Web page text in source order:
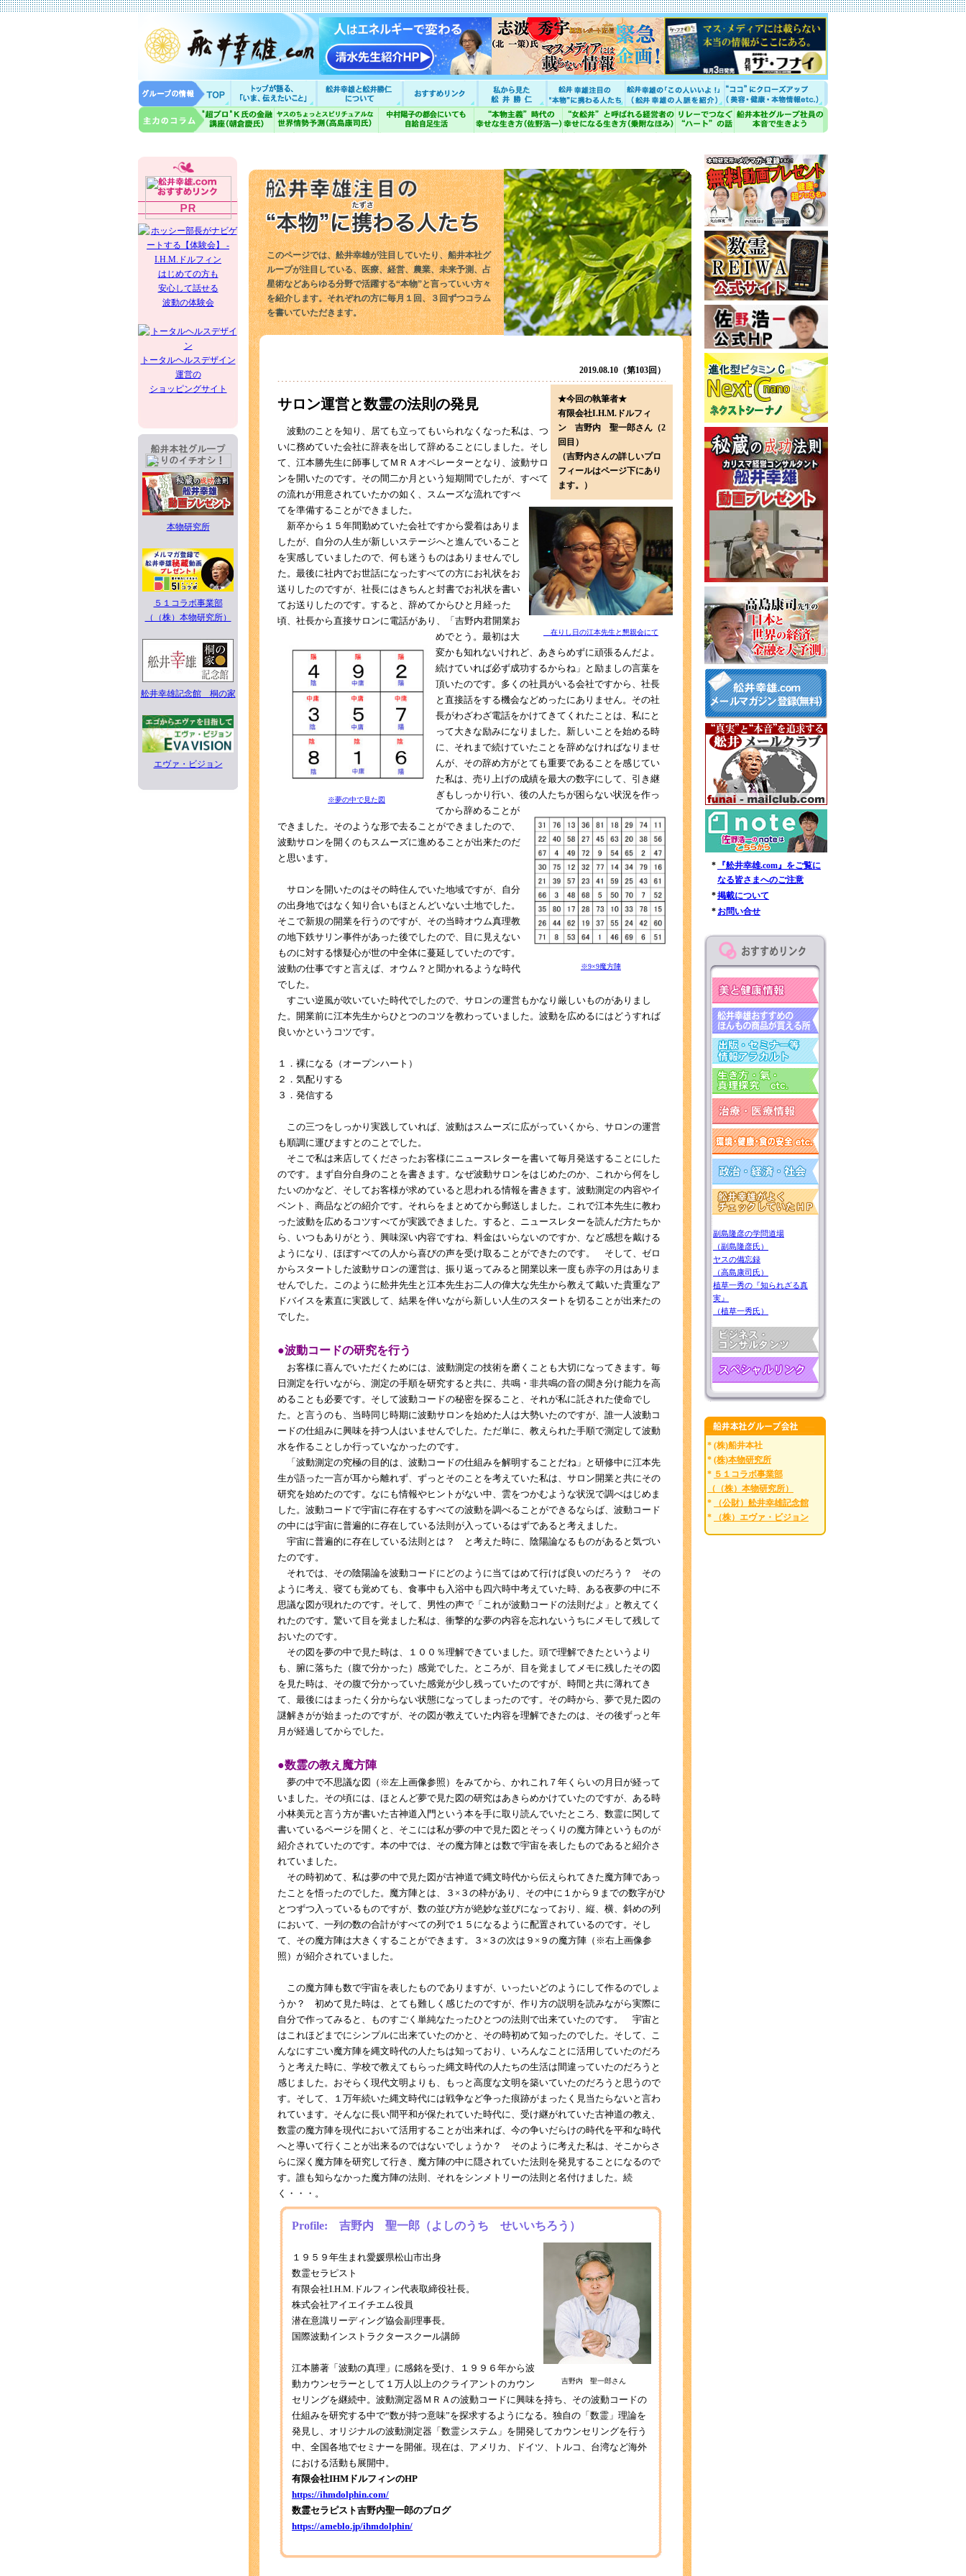
はじめての方も
安心して話せる
波動の体験会
トータルヘルスデザイン
運営の
ショッピングサイト
本物研究所
５１コラボ事業部
（（株）本物研究所）
舩井幸雄記念館 桐の家
エヴァ・ビジョン
このページでは、舩井幸雄が注目していたり、船井本社グ
ループが注目している、医療、経営、農業、未来予測、占
星術などあらゆる分野で活躍する“本物”と言っていい方々
を紹介します。それぞれの方に毎月１回、３回ずつコラム
を書いていただきます。
2019.08.10（第103回）
★今回の執筆者★
有限会社I.H.M.ドルフィ
ン 吉野内 聖一郎さん（2
回目）
（吉野内さんの詳しいプロ
フィールはページ下にあり
ます。）
サロン運営と数霊の法則の発見
在りし日の江本先生と懇親会にて
※夢の中で見た図
※9×9魔方陣
波動のことを知り、居ても立ってもいられなくなった私は、つ
いに務めていた会社に辞表を出して辞めることにしました。そし
て、江本勝先生に師事してＭＲＡオペレーターとなり、波動サロ
ンを開いたのです。その間二か月という短期間でしたが、すべて
の流れが用意されていたかの如く、スムーズな流れですべ
てを準備することができました。
新卒から１５年間勤めていた会社ですから愛着はありま
したが、自分の人生が新しいステージへと進んでいること
を実感していましたので、何も迷うものはありませんでし
た。最後に社内でお世話になったすべての方にお礼状をお
送りしたのですが、社長にはきちんと封書でお礼状を書い
てお送りしたのです。すると、辞めてからひと月経った
頃、社長から直接サロンに電話があり、「吉野内君開業お
めでとう。最初は大
変かも知れないけれど、あきらめずに頑張るんだよ。
続けていれば必ず成功するからね」と励ましの言葉を
頂いたのです。多くの社員がいる会社ですから、社長
と直接話をする機会などめったにありません。その社
長がわざわざ電話をかけてきてくれたことは、私にと
って大きな励みになりました。新しいことを始める時
に、それまで続けていたことを辞めなければなりませ
んが、その辞め方がとても重要であることを感じてい
た私は、売り上げの成績を最大の数字にして、引き継
ぎもしっかり行い、後の人たちが困らない状況を作っ
てから辞めることが
できました。そのような形で去ることができましたので、
波動サロンを開くのもスムーズに進めることが出来たのだ
と思います。
サロンを開いたのはその時住んでいた地域ですが、自分
の出身地ではなく知り合いもほとんどいない土地でした。
そこで新規の開業を行うのですが、その当時オウム真理教
の地下鉄サリン事件があった後でしたので、目に見えない
ものに対する懐疑心が世の中全体に蔓延していたのです。
波動の仕事ですと言えば、オウム？と聞かれるような時代
でした。
すごい逆風が吹いていた時代でしたので、サロンの運営もかなり厳しいものがありまし
た。開業前に江本先生からひとつのコツを教わっていました。波動を広めるにはどうすれば
良いかというコツです。
１．裸になる（オープンハート）
２．気配りする
３．発信する
この三つをしっかり実践していれば、波動はスムーズに広がっていくから、サロンの運営
も順調に運びますとのことでした。
そこで私は来店してくださったお客様にニュースレターを書いて毎月発送することにした
のです。まず自分自身のことを書きます。なぜ波動サロンをはじめたのか、これから何をし
たいのかなど、そしてお客様が求めていると思われる情報を書きます。波動測定の内容やイ
ベント、商品などの紹介です。それらをまとめてから郵送しました。これで江本先生に教わ
った波動を広めるコツすべてが実践できました。すると、ニュースレターを読んだ方たちか
ら、いつもありがとう、興味深い内容ですね、料金はいらないのですか、など感想を戴ける
ようになり、ほぼすべての人から喜びの声を受け取ることができたのです。 そして、ゼロ
からスタートした波動サロンの運営は、振り返ってみると開業以来一度も赤字の月はありま
せんでした。このように舩井先生と江本先生お二人の偉大な先生から教えて戴いた貴重なア
ドバイスを素直に実践して、結果を伴いながら新しい人生のスタートを切ることが出来たの
でした。
●波動コードの研究を行う
お客様に喜んでいただくためには、波動測定の技術を磨くことも大切になってきます。毎
日測定を行いながら、測定の手順を研究すると共に、共鳴・非共鳴の音の聞き分け能力を高
めることも必要です。そして波動コードの秘密を探ること、それが私に託された使命でし
た。と言うのも、当時同じ時期に波動サロンを始めた人は大勢いたのですが、誰一人波動コ
ードの仕組みに興味を持つ人はいませんでした。ただ単に、教えられた手順で測定して波動
水を作ることしか行っていなかったのです。
「波動測定の究極の目的は、波動コードの仕組みを解明することだね」と研修中に江本先
生が語った一言が耳から離れず、ずっとそのことを考えていた私は、サロン開業と共にその
研究を始めたのです。なにも情報やヒントがない中、雲をつかむような状況で調べはじめま
した。波動コードで宇宙に存在するすべての波動を調べることができるならば、波動コード
の中には宇宙に普遍的に存在している法則が入っているはずであると考えました。
宇宙に普遍的に存在している法則とは？ と考えた時に、陰陽論なるものがあると気づい
たのです。
それでは、その陰陽論を波動コードにどのように当てはめて行けば良いのだろう？ その
ように考え、寝ても覚めても、食事中も入浴中も四六時中考えていた時、ある夜夢の中に不
思議な図が現れたのです。そして、男性の声で「これが波動コードの法則だよ」と教えてく
れたのです。驚いて目を覚ました私は、衝撃的な夢の内容を忘れないうちにメモして残して
おいたのです。
その図を夢の中で見た時は、１００％理解できていました。頭で理解できたというより
も、腑に落ちた（腹で分かった）感覚でした。ところが、目を覚ましてメモに残したその図
を見た時は、その腹で分かっていた感覚が少し残っていたのですが、時間と共に薄れてき
て、最後にはまったく分からない状態になってしまったのです。その時から、夢で見た図の
謎解きがが始まったのですが、その図が教えていた内容を理解できたのは、その後ずっと年
月が経過してからでした。
●数霊の教え魔方陣
夢の中で不思議な図（※左上画像参照）をみてから、かれこれ７年くらいの月日が経って
いました。その頃には、ほとんど夢で見た図の研究はあきらめかけていたのですが、ある時
小林美元と言う方が書いた古神道入門という本を手に取り読んでいたところ、数霊に関して
書いているページを開くと、そこには私が夢の中で見た図とそっくりの魔方陣というものが
紹介されていたのです。本の中では、その魔方陣とは数で宇宙を表したものであると紹介さ
れていました。
その時初めて、私は夢の中で見た図が古神道で縄文時代から伝えられてきた魔方陣であっ
たことを悟ったのでした。魔方陣とは、３×３の枠があり、その中に１から９までの数字がひ
とつずつ入っているものですが、数の並び方が絶妙な並びになっており、縦、横、斜めの列
において、一列の数の合計がすべての列で１５になるように配置されているのです。そし
て、その魔方陣は大きくすることができます。３×３の次は９×９の魔方陣（※右上画像参
照）が紹介されていました。
この魔方陣も数で宇宙を表したものでありますが、いったいどのようにして作るのでしょ
うか？ 初めて見た時は、とても難しく感じたのですが、作り方の説明を読みながら実際に
自分で作ってみると、ものすごく単純なたったひとつの法則で出来ていたのです。 宇宙と
はこれほどまでにシンプルに出来ていたのかと、その時初めて知ったのでした。そして、こ
んなにすごい魔方陣を縄文時代の人たちは知っており、いろんなことに活用していたのだろ
うと考えた時に、学校で教えてもらった縄文時代の人たちの生活は間違っていたのだろうと
感じました。おそらく現代文明よりも、もっと高度な文明を築いていたのだろうと思うので
す。そして、１万年続いた縄文時代には戦争など争った痕跡がまったく見当たらないと言わ
れています。そんなに長い間平和が保たれていた時代に、受け継がれていた古神道の教え、
数霊の魔方陣を現代において活用することが出来れば、今の争いだらけの時代を平和な時代
へと導いて行くことが出来るのではないでしょうか？ そのように考えた私は、そこからさ
らに深く魔方陣を研究して行き、魔方陣の中に隠されていた法則を発見することになるので
す。誰も知らなかった魔方陣の法則、それをシンメトリーの法則と名付けました。続
く・・・。
Profile: 吉野内 聖一郎（よしのうち せいいちろう）
吉野内 聖一郎さん
１９５９年生まれ愛媛県松山市出身
数霊セラピスト
有限会社I.H.M.ドルフィン代表取締役社長。
株式会社アイエイチエム役員
潜在意識リーディング協会副理事長。
国際波動インストラクタースクール講師
江本勝著「波動の真理」に感銘を受け、１９９６年から波
動カウンセラーとして１万人以上のクライアントのカウン
セリングを継続中。波動測定器ＭＲＡの波動コードに興味を持ち、その波動コードの
仕組みを研究する中で“数が持つ意味”を探求するようになる。独自の「数霊」理論を
発見し、オリジナルの波動測定器「数霊システム」を開発してカウンセリングを行う
中、全国各地でセミナーを開催。現在は、アメリカ、ドイツ、トルコ、台湾など海外
における活動も展開中。
有限会社IHMドルフィンのHP
https://ihmdolphin.com/
数霊セラピスト吉野内聖一郎のブログ
https://ameblo.jp/ihmdolphin/
*
『舩井幸雄.com』をご覧に
なる皆さまへのご注意
*掲載について
* お問い合せ
副島隆彦の学問道場
（副島隆彦氏）
ヤスの備忘録
（高島康司氏）
植草一秀の『知られざる真
実』
（植草一秀氏）
* (株)船井本社
* (株)本物研究所
* ５１コラボ事業部
（（株）本物研究所）
*
（公財）舩井幸雄記念館
*
（株）エヴァ・ビジョン